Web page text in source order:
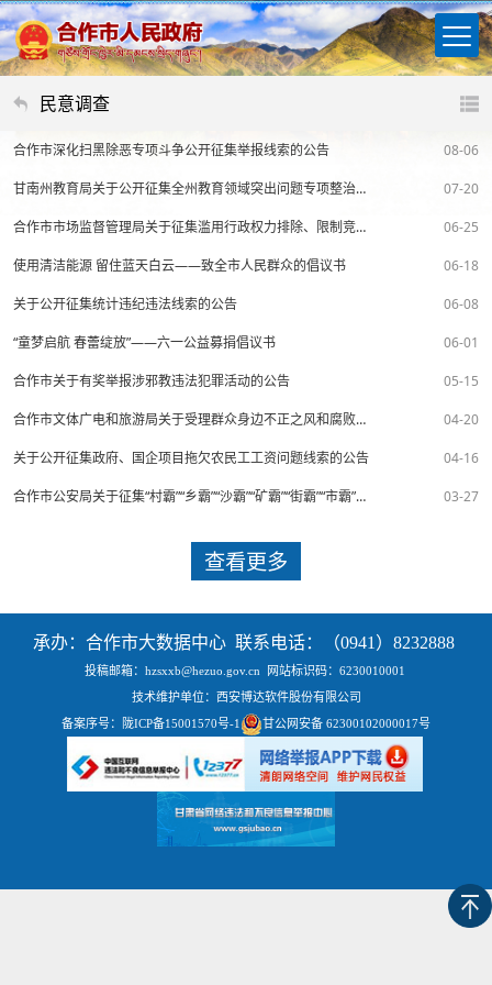
民意调查
合作市深化扫黑除恶专项斗争公开征集举报线索的公告 08-06
甘南州教育局关于公开征集全州教育领域突出问题专项整治问题线索的公告 07-20
合作市市场监督管理局关于征集滥用行政权力排除、限制竞争问题线索的公告 06-25
使用清洁能源 留住蓝天白云——致全市人民群众的倡议书 06-18
关于公开征集统计违纪违法线索的公告 06-08
“童梦启航 春蕾绽放”——六一公益募捐倡议书 06-01
合作市关于有奖举报涉邪教违法犯罪活动的公告 05-15
合作市文体广电和旅游局关于受理群众身边不正之风和腐败问题集中整治攻坚决战行动中旅游行业导游乱象、强制消费等问题线索的公告 04-20
关于公开征集政府、国企项目拖欠农民工工资问题线索的公告 04-16
合作市公安局关于征集“村霸”“乡霸”“沙霸”“矿霸”“街霸”“市霸”等涉黑涉恶违法犯罪线索的通告 03-27
查看更多
承办：合作市大数据中心 联系电话：（0941）8232888
投稿邮箱：hzsxxb@hezuo.gov.cn
网站标识码：6230010001
技术维护单位：西安博达软件股份有限公司
备案序号：
陇ICP备15001570号-1 甘公网安备 62300102000017号